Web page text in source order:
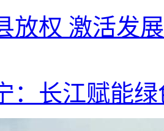
放权 激活发
：长江赋能